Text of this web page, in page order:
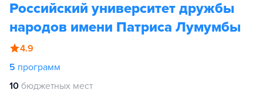
Российский университет дружбы
народов имени Патриса Лумумбы
4.9
5 программ
10 бюджетных мест